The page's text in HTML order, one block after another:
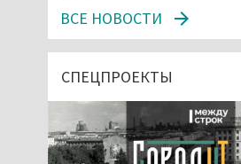
проникли в
через балкон,
07.08.2026 14:20
В
водитель BMW
ВСЕ НОВОСТИ
СПЕЦПРОЕКТЫ